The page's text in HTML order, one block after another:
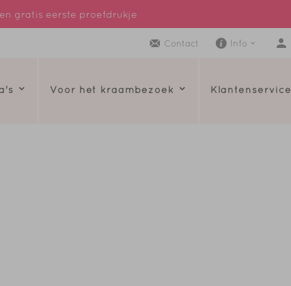
gratis eerste proefdrukje
Contact Info
Voor het kraambezoek Klantenservice